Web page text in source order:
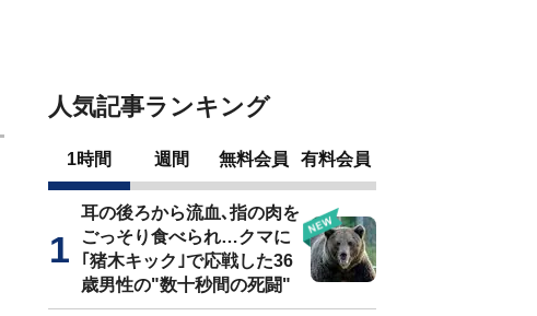
人気記事ランキング
1時間 週間 無料会員 有料会員
耳の後ろから流血､指の肉を
ごっそり食べられ…クマに
｢猪木キック｣で応戦した36
歳男性の"数十秒間の死闘"